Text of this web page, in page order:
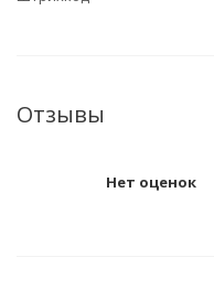
Отзывы
Нет оценок